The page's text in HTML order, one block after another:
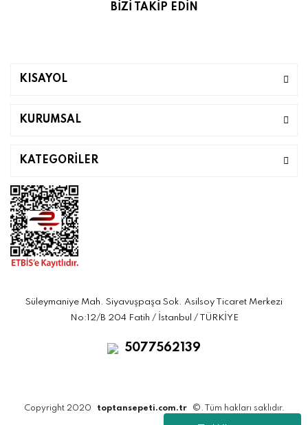
BİZİ TAKİP EDİN
KISAYOL
KURUMSAL
KATEGORİLER
Süleymaniye Mah. Siyavuşpaşa Sok. Asilsoy Ticaret Merkezi
No:12/B 204 Fatih / İstanbul / TÜRKİYE
5077562139
Copyright 2020 toptansepeti.com.tr ©. Tüm hakları saklıdır.